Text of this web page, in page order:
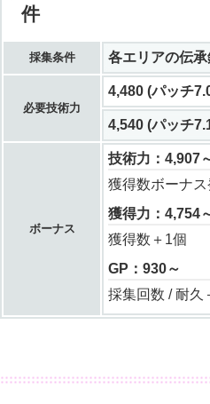
件
採集条件 各エリアの伝
必要技術力
4,480 (パッチ
4,540 (パッチ
ボーナス
技術力：4,907
獲得数ボーナ
獲得力：4,754
獲得数＋1個
GP：930～
採集回数 / 耐久